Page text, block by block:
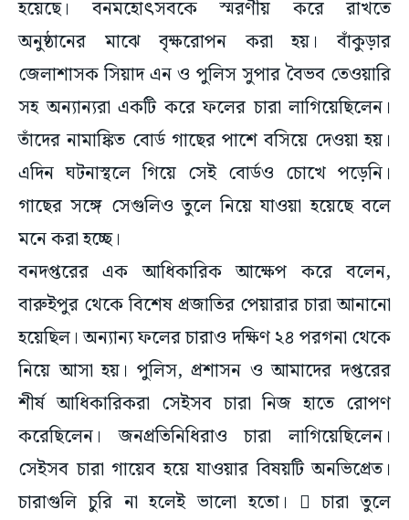
হয়েছে। বনমহোৎসবকে স্মরণীয় করে রাখতে
অনুষ্ঠানের মাঝে বৃক্ষরোপন করা হয়। বাঁকুড়ার
জেলাশাসক সিয়াদ এন ও পুলিস সুপার বৈভব তেওয়ারি
সহ অন্যান্যরা একটি করে ফলের চারা লাগিয়েছিলেন।
তাঁদের নামাঙ্কিত বোর্ড গাছের পাশে বসিয়ে দেওয়া হয়।
এদিন ঘটনাস্থলে গিয়ে সেই বোর্ডও চোখে পড়েনি।
গাছের সঙ্গে সেগুলিও তুলে নিয়ে যাওয়া হয়েছে বলে
মনে করা হচ্ছে।
বনদপ্তরের এক আধিকারিক আক্ষেপ করে বলেন,
বারুইপুর থেকে বিশেষ প্রজাতির পেয়ারার চারা আনানো
হয়েছিল। অন্যান্য ফলের চারাও দক্ষিণ ২৪ পরগনা থেকে
নিয়ে আসা হয়। পুলিস, প্রশাসন ও আমাদের দপ্তরের
শীর্ষ আধিকারিকরা সেইসব চারা নিজ হাতে রোপণ
করেছিলেন। জনপ্রতিনিধিরাও চারা লাগিয়েছিলেন।
সেইসব চারা গায়েব হয়ে যাওয়ার বিষয়টি অনভিপ্রেত।
চারাগুলি চুরি না হলেই ভালো হতো।  চারা তুলে